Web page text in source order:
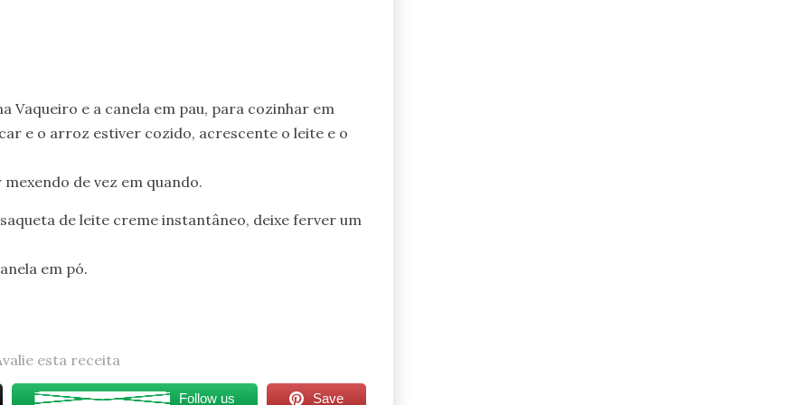
Vaqueiro e a canela em pau, para cozinhar em
e o arroz estiver cozido, acrescente o leite e o
de vez em quando.
de leite creme instantâneo, deixe ferver um
em pó.
esta receita
Follow us Save